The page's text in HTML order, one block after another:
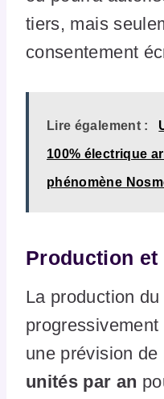
tiers, mais
consentement
Lire également :
100% électrique
phénomène
Production et
La production
une prévision de
unités par an